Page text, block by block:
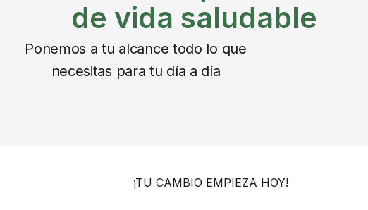
de vida saludable
Ponemos a tu alcance todo lo que
necesitas para tu día a día
¡TU CAMBIO EMPIEZA HOY!